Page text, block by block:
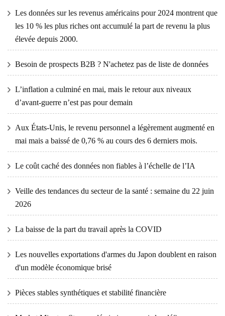
Les données sur les revenus américains pour 2024 montrent que
les 10 % les plus riches ont accumulé la part de revenu la plus
élevée depuis 2000.
Besoin de prospects B2B ? N'achetez pas de liste de données
L’inflation a culminé en mai, mais le retour aux niveaux
d’avant-guerre n’est pas pour demain
Aux États-Unis, le revenu personnel a légèrement augmenté en
mai mais a baissé de 0,76 % au cours des 6 derniers mois.
Le coût caché des données non fiables à l’échelle de l’IA
Veille des tendances du secteur de la santé : semaine du 22 juin
2026
La baisse de la part du travail après la COVID
Les nouvelles exportations d'armes du Japon doublent en raison
d'un modèle économique brisé
Pièces stables synthétiques et stabilité financière